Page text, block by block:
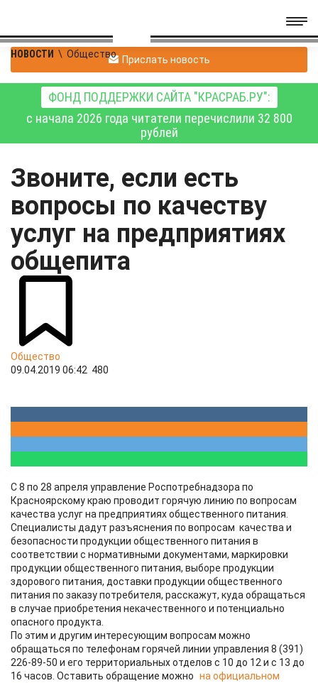
НОВОСТИ \ Общество Прислать новость
ФОНД ПОДДЕРЖКИ САЙТА "КРАСРАБ.РУ":
с начала 2026 года читатели перечислили 32 800
рублей
Звоните, если есть
вопросы по качеству
услуг на предприятиях
общепита
Общество
09.04.2019 06:42 480
С 8 по 28 апреля управление Роспотребнадзора по
Красноярскому краю проводит горячую линию по вопросам
качества услуг на предприятиях общественного питания.
Специалисты дадут разъяснения по вопросам качества и
безопасности продукции общественного питания в
соответствии с нормативными документами, маркировки
продукции общественного питания, выборе продукции
здорового питания, доставки продукции общественного
питания по заказу потребителя, расскажут, куда обращаться
в случае приобретения некачественного и потенциально
опасного продукта.
По этим и другим интересующим вопросам можно
обращаться по телефонам горячей линии управления 8 (391)
226-89-50 и его территориальных отделов с 10 до 12 и с 13 до
16 часов. Оставить обращение можно на официальном